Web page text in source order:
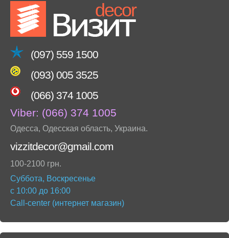
(097) 559 1500
(093) 005 3525
(066) 374 1005
Viber: (066) 374 1005
Одесса, Одесская область, Украина.
vizzitdecor@gmail.com
100-2100 грн.
Суббота, Воскресенье
с 10:00 до 16:00
Call-center (интернет магазин)